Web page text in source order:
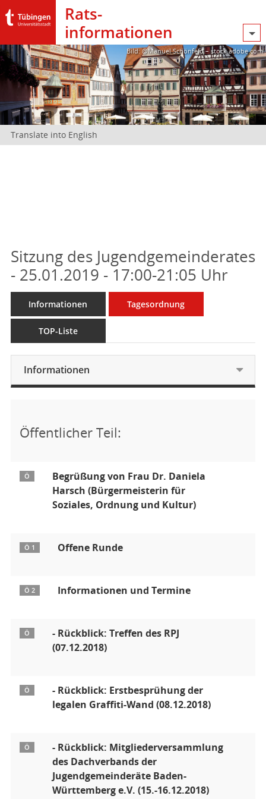
Rats­
informationen
Bild: @Manuel Schönfeld – stock.adobe.com
Translate into English
Sitzung des Jugendgemeinderates
- 25.01.2019 - 17:00-21:05 Uhr
Informationen Tagesordnung
TOP-Liste
Informationen
Öffentlicher Teil:
Ö
Begrüßung von Frau Dr. Daniela
Harsch (Bürgermeisterin für
Soziales, Ordnung und Kultur)
Ö 1 Offene Runde
Ö 2 Informationen und Termine
Ö
- Rückblick: Treffen des RPJ
(07.12.2018)
Ö
- Rückblick: Erstbesprühung der
legalen Graffiti-Wand (08.12.2018)
Ö
- Rückblick: Mitgliederversammlung
des Dachverbands der
Jugendgemeinderäte Baden-
Württemberg e.V. (15.-16.12.2018)